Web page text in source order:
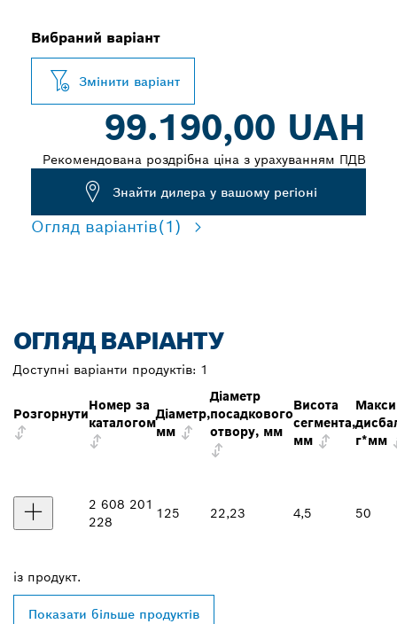
Вибраний варіант
Змінити варіант
99.190,00 UAH
Рекомендована роздрібна ціна з урахуванням ПДВ
Знайти дилера у вашому регіоні
Огляд варіантів(1)
ОГЛЯД ВАРІАНТУ
Доступні варіанти продуктів: 1
Розгорнути
Номер за
каталогом
Діаметр,
мм
Діаметр
посадкового
отвору, мм
Висота
сегмента,
мм
г*мм
2 608 201
228
125 22,23 4,5 50
із продукт.
Показати більше продуктів